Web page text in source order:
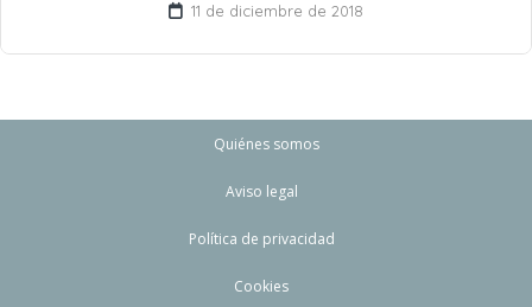
11 de diciembre de 2018
Quiénes somos
Aviso legal
Política de privacidad
Cookies